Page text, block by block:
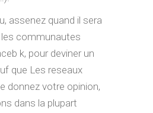
assenez quand il sera
les communautes
k, pour deviner un
que Les reseaux
donnez votre opinion,
dans la plupart